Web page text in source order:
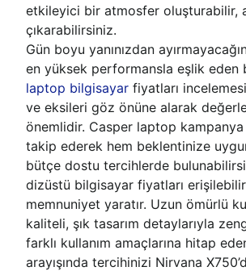
etkileyici bir atmosfer oluşturabilir,
çıkarabilirsiniz.
Gün boyu yanınızdan
en yüksek performansla eşlik eden
laptop bilgisayar fiyatları
ve eksileri göz önüne alarak
önemlidir. Casper laptop
takip ederek hem beklentinize
bütçe dostu tercihlerde
dizüstü bilgisayar fiyatları
memnuniyet yaratır. Uzun ömürlü
kaliteli, şık tasarım detaylarıyla
farklı kullanım amaçlarına hitap
arayışında tercihinizi Nirvana